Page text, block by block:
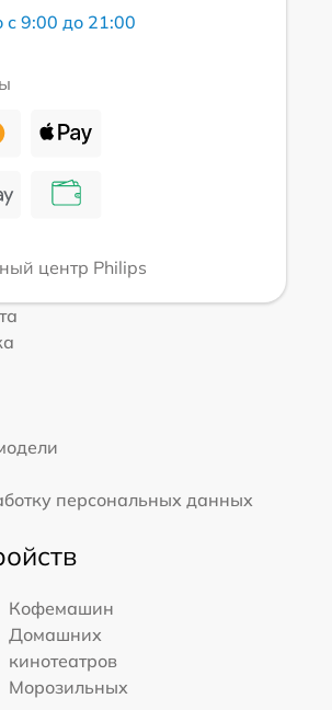
с 9:00 до 21:00
центр Philips
персональных данных
Кофемашин
Домашних
кинотеатров
Морозильных